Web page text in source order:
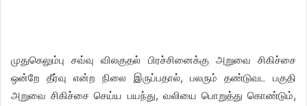
முதுகெலும்பு சவ்வு விலகுதல் பிரச்சினைக்கு அறுவை சிகிச்சை
ஒன்றே தீர்வு என்ற நிலை இருப்பதால், பலரும் தண்டுவட பகுதி
அறுவை சிகிச்சை செய்ய பயந்து, வலியை பொறுத்து கொண்டும்,